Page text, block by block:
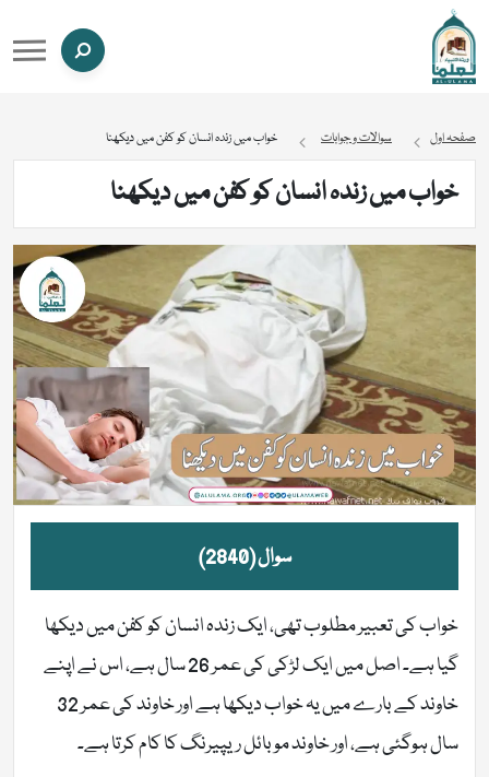
صفحہ اول سوالات و جوابات خواب میں زندہ انسان کو کفن میں دیکھنا
خواب میں زندہ انسان کو کفن میں دیکھنا
سوال (2840)
خواب کی تعبیر مطلوب تھی، ایک زندہ انسان کو کفن میں دیکھا
گیا ہے۔ اصل میں ایک لڑکی کی عمر 26 سال ہے، اس نے اپنے
خاوند کے بارے میں یہ خواب دیکھا ہے اور خاوند کی عمر 32
سال ہوگئی ہے، اور خاوند موبائل ریپیرنگ کا کام کرتا ہے۔